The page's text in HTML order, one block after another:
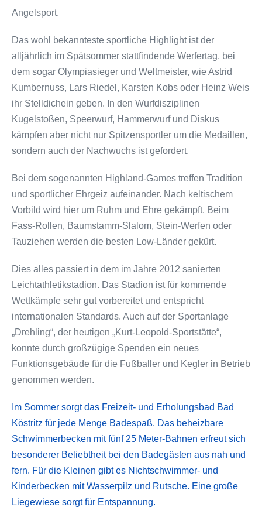
Angelsport.
Das wohl bekannteste sportliche Highlight ist der
alljährlich im Spätsommer stattfindende Werfertag, bei
dem sogar Olympiasieger und Weltmeister, wie Astrid
Kumbernuss, Lars Riedel, Karsten Kobs oder Heinz Weis
ihr Stelldichein geben. In den Wurfdisziplinen
Kugelstoßen, Speerwurf, Hammerwurf und Diskus
kämpfen aber nicht nur Spitzensportler um die Medaillen,
sondern auch der Nachwuchs ist gefordert.
Bei dem sogenannten Highland-Games treffen Tradition
und sportlicher Ehrgeiz aufeinander. Nach keltischem
Vorbild wird hier um Ruhm und Ehre gekämpft. Beim
Fass-Rollen, Baumstamm-Slalom, Stein-Werfen oder
Tauziehen werden die besten Low-Länder gekürt.
Dies alles passiert in dem im Jahre 2012 sanierten
Leichtathletikstadion. Das Stadion ist für kommende
Wettkämpfe sehr gut vorbereitet und entspricht
internationalen Standards. Auch auf der Sportanlage
„Drehling“, der heutigen „Kurt-Leopold-Sportstätte“,
konnte durch großzügige Spenden ein neues
Funktionsgebäude für die Fußballer und Kegler in Betrieb
genommen werden.
Im Sommer sorgt das Freizeit- und Erholungsbad Bad
Köstritz für jede Menge Badespaß. Das beheizbare
Schwimmerbecken mit fünf 25 Meter-Bahnen erfreut sich
besonderer Beliebtheit bei den Badegästen aus nah und
fern. Für die Kleinen gibt es Nichtschwimmer- und
Kinderbecken mit Wasserpilz und Rutsche. Eine große
Liegewiese sorgt für Entspannung.